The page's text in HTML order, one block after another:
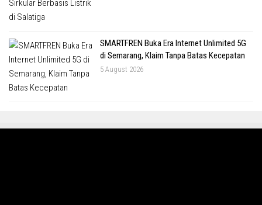
SMARTFREN Buka Era Internet Unlimited 5G
di Semarang, Klaim Tanpa Batas Kecepatan
5 August 2026